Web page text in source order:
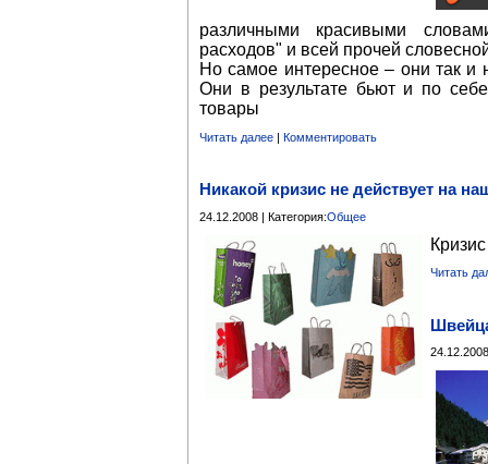
различными красивыми
расходов" и всей прочей
Но самое интересное – они так и
Они в результате бьют и по
товары
Читать далее | Комментировать
Никакой кризис не действует на
24.12.2008 | Категория:Общее
Читать